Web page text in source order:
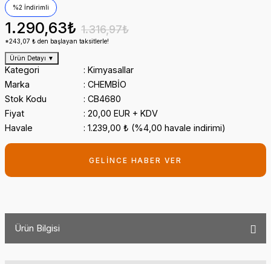
%2 İndirimli
1.290,63₺ 1.316,97₺
*243,07 ₺ den başlayan taksitlerle!
Ürün Detayı ▼
Kategori
Kimyasallar
Marka
CHEMBİO
Stok Kodu
CB4680
Fiyat
20,00 EUR + KDV
Havale
1.239,00 ₺ (%4,00 havale indirimi)
GELİNCE HABER VER
Ürün Bilgisi